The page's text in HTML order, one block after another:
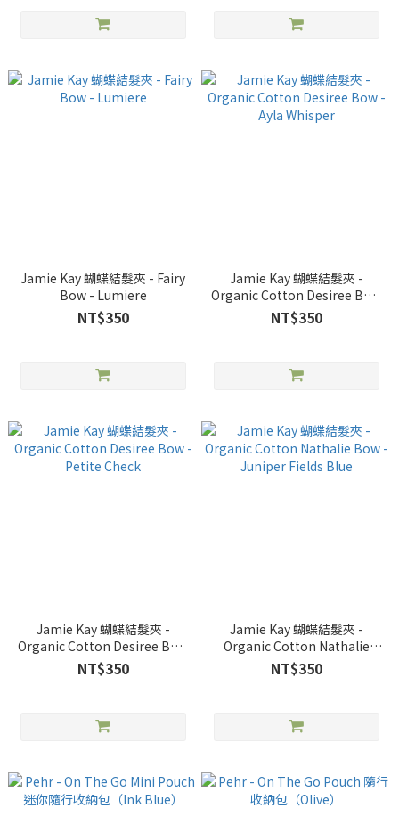
Jamie Kay 蝴蝶結髮夾 - Fairy
Bow - Lumiere
NT$350
Jamie Kay 蝴蝶結髮夾 -
Organic Cotton Desiree Bow
- Ayla Whisper
NT$350
Jamie Kay 蝴蝶結髮夾 -
Organic Cotton Desiree Bow
- Petite Check
NT$350
Jamie Kay 蝴蝶結髮夾 -
Organic Cotton Nathalie
Bow - Juniper Fields Blue
NT$350